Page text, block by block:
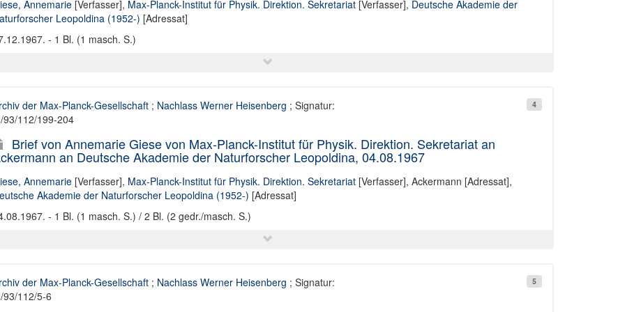
Annemarie[Verfasser], Max-Planck-Institut für Physik. Direktion. Sekretariat[Verfasser], Deutsche Akademie der
Leopoldina (1952-) [Adressat]
- 1 Bl. (1 masch. S.)
4
der Max-Planck-Gesellschaft; Nachlass Werner Heisenberg ; Signatur:
93/112/199-204
Brief von Annemarie Giese von Max-Planck-Institut für Physik. Direktion. Sekretariat an
an Deutsche Akademie der Naturforscher Leopoldina, 04.08.1967
Annemarie[Verfasser], Max-Planck-Institut für Physik. Direktion. Sekretariat[Verfasser], Ackermann [Adressat],
Akademie der Naturforscher Leopoldina (1952-) [Adressat]
- 1 Bl. (1 masch. S.) / 2 Bl. (2 gedr./masch. S.)
5
der Max-Planck-Gesellschaft; Nachlass Werner Heisenberg ; Signatur:
93/112/5-6